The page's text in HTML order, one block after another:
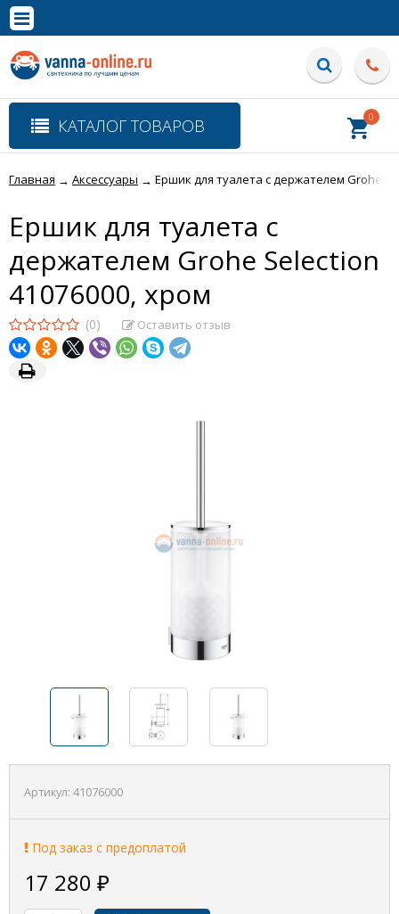
Полная версия сайта
КАТАЛОГ ТОВАРОВ 0
Главная → Аксессуары → Ершик для туалета с держателем Grohe
Ершик для туалета с
держателем Grohe Selection
41076000, хром
(0) Оставить отзыв
Артикул: 41076000
Под заказ с предоплатой
17 280 ₽